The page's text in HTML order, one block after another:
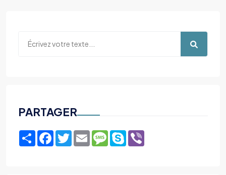
PARTAGER
ShareFacebook
TwitterEmailMessage
Skype